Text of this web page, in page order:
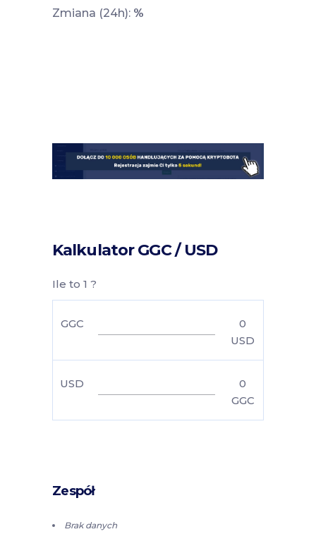
Zmiana (24h): %
Kalkulator GGC / USD
Ile to 1 ?
GGC
0
USD
USD
0
GGC
Zespół
Brak danych